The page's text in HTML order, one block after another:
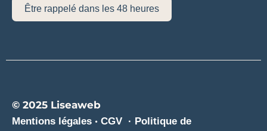
Être rappelé dans les 48 heures
© 2025 Liseaweb
Mentions légales · CGV · Politique de